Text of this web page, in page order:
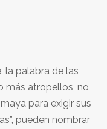
la palabra de las
más atropellos, no
para exigir sus
pueden nombrar